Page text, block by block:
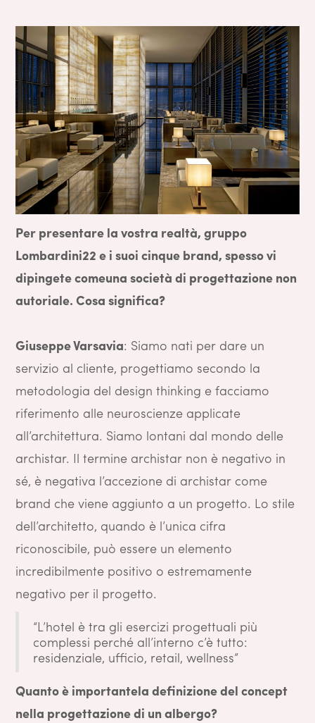
Per presentare la vostra realtà, gruppo
Lombardini22 e i suoi cinque brand, spesso vi
dipingete comeuna società di progettazione non
autoriale. Cosa significa?
Giuseppe Varsavia: Siamo nati per dare un
servizio al cliente, progettiamo secondo la
metodologia del design thinking e facciamo
riferimento alle neuroscienze applicate
all’architettura. Siamo lontani dal mondo delle
archistar. Il termine archistar non è negativo in
sé, è negativa l’accezione di archistar come
brand che viene aggiunto a un progetto. Lo stile
dell’architetto, quando è l’unica cifra
riconoscibile, può essere un elemento
incredibilmente positivo o estremamente
negativo per il progetto.
“L’hotel è tra gli esercizi progettuali più
complessi perché all’interno c’è tutto:
residenziale, ufficio, retail, wellness”
Quanto è importantela definizione del concept
nella progettazione di un albergo?